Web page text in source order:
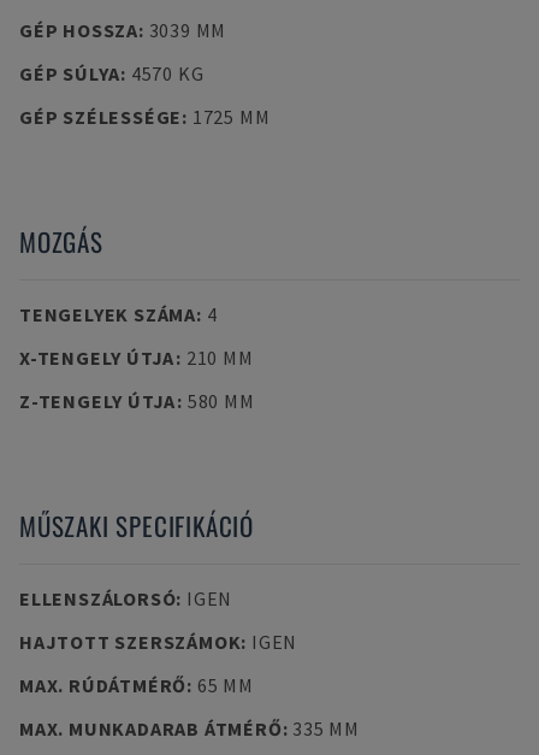
GÉP HOSSZA: 3039 MM
GÉP SÚLYA: 4570 KG
GÉP SZÉLESSÉGE: 1725 MM
MOZGÁS
TENGELYEK SZÁMA: 4
X-TENGELY ÚTJA: 210 MM
Z-TENGELY ÚTJA: 580 MM
MŰSZAKI SPECIFIKÁCIÓ
ELLENSZÁLORSÓ: IGEN
HAJTOTT SZERSZÁMOK: IGEN
MAX. RÚDÁTMÉRŐ: 65 MM
MAX. MUNKADARAB ÁTMÉRŐ: 335 MM